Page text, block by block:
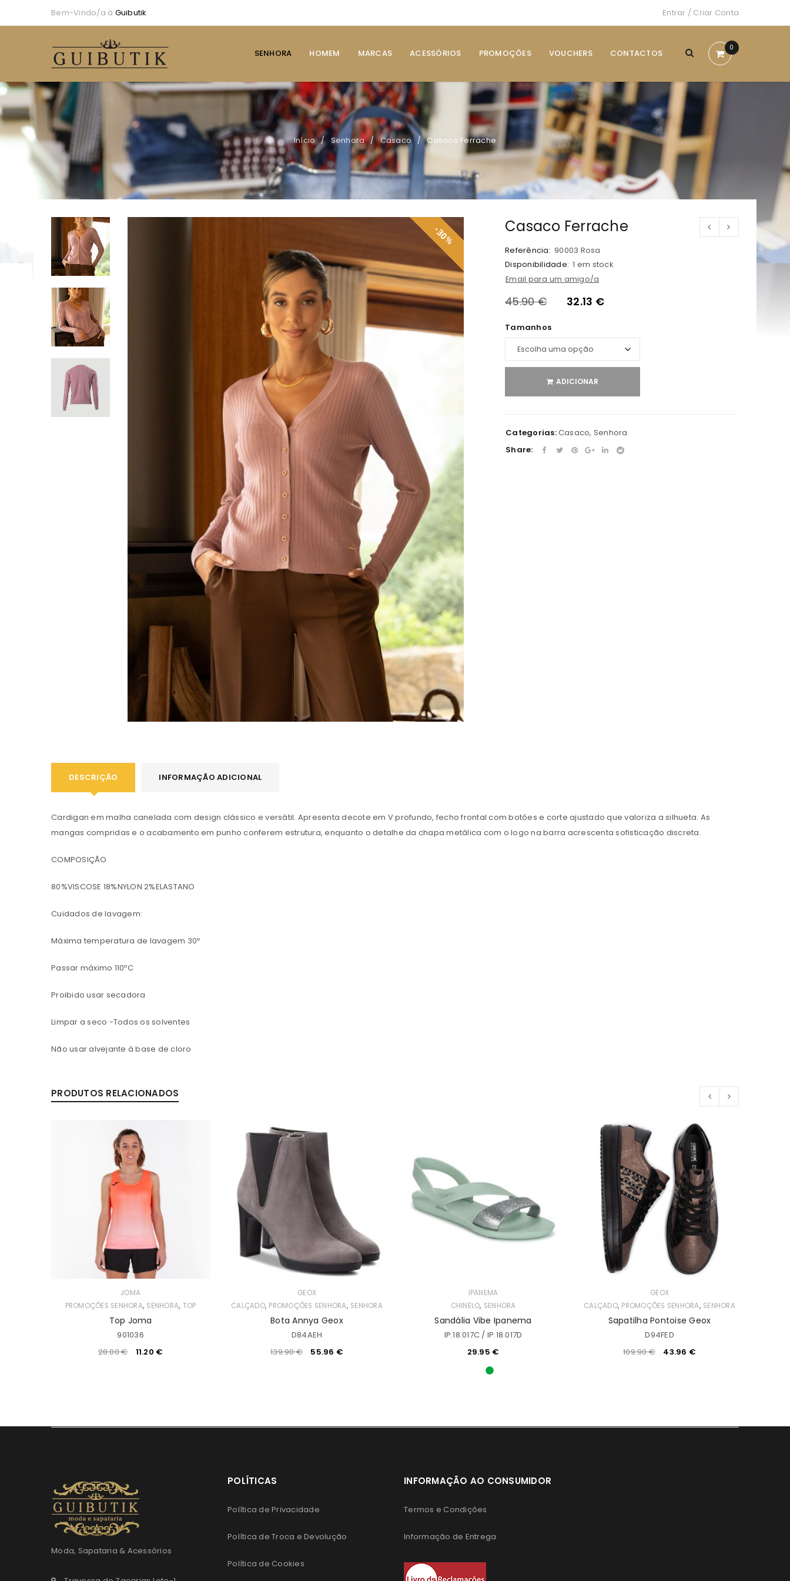
Nome de utilizador ou email*
Bem-Vindo/a à Guibutik Entrar / Criar Conta
SENHORA HOMEM MARCAS ACESSÓRIOS PROMOÇÕES VOUCHERS CONTACTOS
0
Início / Senhora / Casaco / Casaco Ferrache
%
30 Casaco Ferrache
Referência: 90003 Rosa
Disponibilidade: 1 em stock
Email para um amigo/a
45.90€ 32.13 €
Tamanhos
ADICIONAR
Categorias:Casaco, Senhora
Share:
DESCRIÇÃO INFORMAÇÃO ADICIONAL
Cardigan em malha canelada com design clássico e versátil. Apresenta decote em V profundo, fecho frontal com botões e corte ajustado que valoriza a silhueta. As
mangas compridas e o acabamento em punho conferem estrutura, enquanto o detalhe da chapa metálica com o logo na barra acrescenta sofisticação discreta.
COMPOSIÇÃO
80%VISCOSE 18%NYLON 2%ELASTANO
Cuidados de lavagem:
Máxima temperatura de lavagem 30º
Passar máximo 110ºC
Proibido usar secadora
Limpar a seco -Todos os solventes
Não usar alvejante à base de cloro
PRODUTOS RELACIONADOS
JOMA
PROMOÇÕES SENHORA, SENHORA, TOP
Top Joma
901036
28.00€ 11.20 €
GEOX
CALÇADO, PROMOÇÕES SENHORA, SENHORA
Bota Annya Geox
D84AEH
139.90€ 55.96 €
IPANEMA
CHINELO, SENHORA
Sandália Vibe Ipanema
IP.18.017C / IP.18.017D
29.95 €
GEOX
CALÇADO, PROMOÇÕES SENHORA, SENHORA
Sapatilha Pontoise Geox
D94FED
109.90€ 43.96 €
Moda, Sapataria & Acessórios
POLÍTICAS
Política de Privacidade
Política de Troca e Devolução
Política de Cookies
INFORMAÇÃO AO CONSUMIDOR
Termos e Condições
Informação de Entrega